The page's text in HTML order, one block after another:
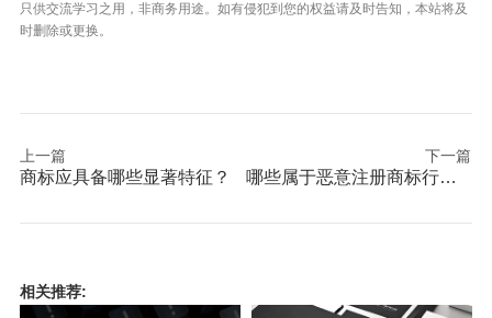
只供交流学习之用，非商务用途。如有侵犯到您的权益请及时告知，本站将及
时删除或更换。
上一篇
商标应具备哪些显著特征？
下一篇
哪些属于恶意注册商标行为？
相关推荐: